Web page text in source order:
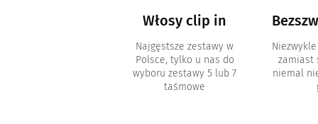
Włosy clip in
Najgęstsze zestawy w
Polsce, tylko u nas do
wyboru zestawy 5 lub 7
taśmowe
zamiast
niemal